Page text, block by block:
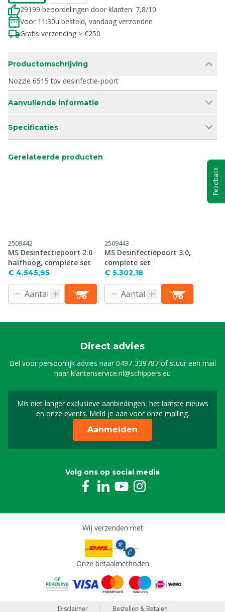
29199 beoordelingen door klanten: 7,8/10
Voor 11:30u besteld, vandaag verzonden
Gratis verzending > €250
Productomschrijving
Nozzle 6515 tbv desinfectie-poort
Aanvullende informatie
Specificaties
Gerelateerde producten
2509442
MS Desinfectiepoort 2.0
halfhoog, complete set
€ 4.545,95
2509443
MS Desinfectiepoort 3.0,
complete set
€ 5.302,18
Direct advies
Bel voor persoonlijk advies naar0497-339787of stuur een mail
naarklantenservice.nl@schippers.eu
Mis niet langer exclusieve aanbiedingen, het laatste nieuws
en onze events. Meld je aan voor onze mailing.
Schrijf je in voor onze
Aanmelden
Volg ons op social media
Wij verzenden met
Onze betaalmethoden
Disclaimer Bestellen & Betalen
Feedback